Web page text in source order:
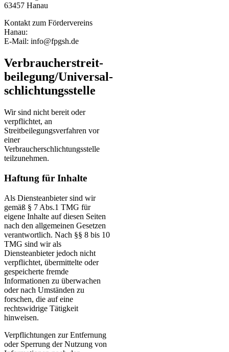
63457 Hanau
Kontakt zum Fördervereins
Hanau:
E-Mail: info@fpgsh.de
Verbraucher­streit­
beilegung/Universal­
schlichtungs­stelle
Wir sind nicht bereit oder
verpflichtet, an
Streitbeilegungsverfahren vor
einer
Verbraucherschlichtungsstelle
teilzunehmen.
Haftung für Inhalte
Als Diensteanbieter sind wir
gemäß § 7 Abs.1 TMG für
eigene Inhalte auf diesen Seiten
nach den allgemeinen Gesetzen
verantwortlich. Nach §§ 8 bis 10
TMG sind wir als
Diensteanbieter jedoch nicht
verpflichtet, übermittelte oder
gespeicherte fremde
Informationen zu überwachen
oder nach Umständen zu
forschen, die auf eine
rechtswidrige Tätigkeit
hinweisen.
Verpflichtungen zur Entfernung
oder Sperrung der Nutzung von